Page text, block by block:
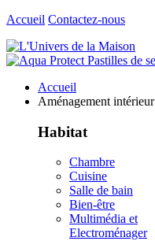
Accueil Contactez-nous
Accueil
Aménagement intérieur
Habitat
Chambre
Cuisine
Salle de bain
Bien-être
Multimédia et
Electroménager